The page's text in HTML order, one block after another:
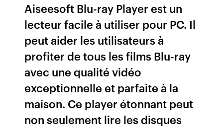
Aiseesoft Blu-ray Player est un
lecteur facile à utiliser pour PC. Il
peut aider les utilisateurs à
profiter de tous les films Blu-ray
avec une qualité vidéo
exceptionnelle et parfaite à la
maison. Ce player étonnant peut
non seulement lire les disques